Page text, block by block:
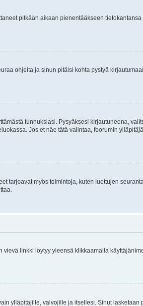
pitkään aikaan pienentääkseen tietokantansa
ohjeita ja sinun pitäisi kohta pystyä
tunnuksiasi. Pysyäksesi kirjautuneena,
Jos et näe tätä valintaa, foorumin
tarjoavat myös toimintoja, kuten luettujen
linkki löytyy yleensä klikkaamalla
ylläpitäjille, valvojille ja itsellesi. Sinut lasketaan